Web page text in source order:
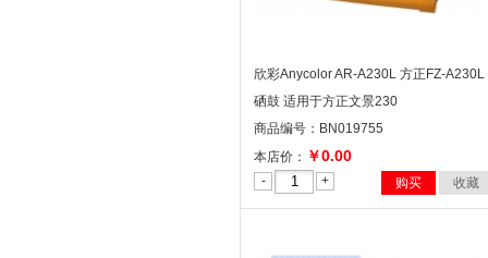
欣彩Anycolor AR-A230L 方正FZ-A230L
硒鼓 适用于方正文景230
商品编号：BN019755
本店价： ￥0.00
- + 购买 收藏